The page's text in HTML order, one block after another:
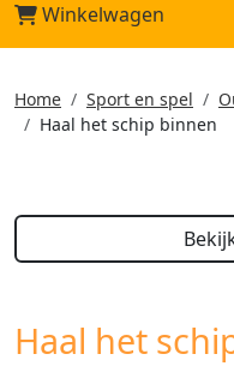
Winkelwagen
Home Sport en spel
Haal het schip binnen
Haal het